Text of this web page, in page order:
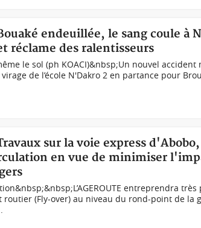
endeuillée, le sang coule à
réclame des ralentisseurs
le sol (ph KOACI)&nbsp;Un nouvel accident
de l’école N'Dakro 2 en partance pour
sur la voie express
en vue de minimiser
entreprendra
routier (Fly-over) au niveau du rond-point de la